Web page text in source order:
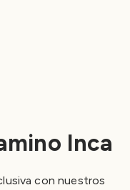
Inca
con nuestros